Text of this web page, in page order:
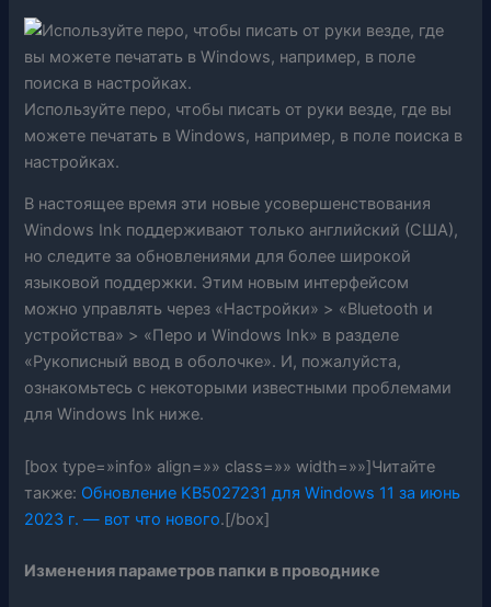
Используйте перо, чтобы писать от руки везде, где вы
можете печатать в Windows, например, в поле поиска в
настройках.
В настоящее время эти новые усовершенствования
Windows Ink поддерживают только английский (США),
но следите за обновлениями для более широкой
языковой поддержки. Этим новым интерфейсом
можно управлять через «Настройки» > «Bluetooth и
устройства» > «Перо и Windows Ink» в разделе
«Рукописный ввод в оболочке». И, пожалуйста,
ознакомьтесь с некоторыми известными проблемами
для Windows Ink ниже.
[box type=»info» align=»» class=»» width=»»]Читайте
также: Обновление KB5027231 для Windows 11 за июнь
2023 г. — вот что нового.[/box]
Изменения параметров папки в проводнике